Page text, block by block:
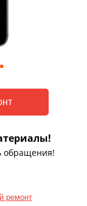
обращения!
ремонт